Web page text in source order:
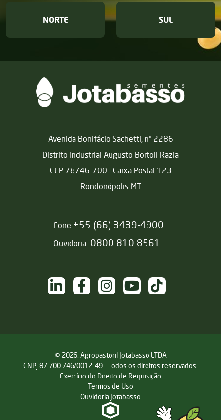
NORTE SUL
Matriz
Avenida Bonifácio Sachetti, nº 2286
Distrito Industrial Augusto Bortoli Razia
CEP 78746-700 | Caixa Postal 123
Rondonópolis-MT
Fone +55 (66) 3439-4900
Ouvidoria: 0800 810 8561
NAS REDES SOCIAIS
© 2026. Agropastoril Jotabasso LTDA
CNPJ 87.700.746/0012-49 - Todos os direitos reservados.
Exercício do Direito de Requisição
Termos de Uso
Ouvidoria Jotabasso